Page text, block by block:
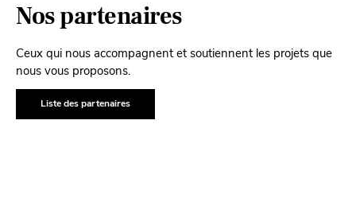
Nos partenaires
Ceux qui nous accompagnent et soutiennent les projets que
nous vous proposons.
Liste des partenaires